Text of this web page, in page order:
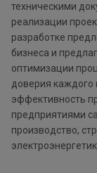
техническими
реализации
разработке
бизнеса и
оптимизации
доверия каждого
эффективность
предприятиями
производство,